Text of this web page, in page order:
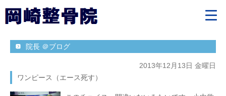
院長 ＠ブログ
2013年12月13日 金曜日
ワンピース（エース死す）